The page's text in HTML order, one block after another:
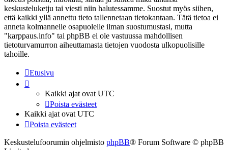
keskusteluketju tai viesti niin halutessamme. Suostut myös siihen,
että kaikki yllä annettu tieto tallennetaan tietokantaan. Tätä tietoa ei
anneta kolmannelle osapuolelle ilman suostumustasi, mutta
"karppaus.info" tai phpBB ei ole vastuussa mahdollisen
tietoturvamurron aiheuttamasta tietojen vuodosta ulkopuolisille
tahoille.
Etusivu
Kaikki ajat ovat UTC
Poista evästeet
Kaikki ajat ovat UTC
Poista evästeet
Keskustelufoorumin ohjelmisto phpBB® Forum Software © phpBB